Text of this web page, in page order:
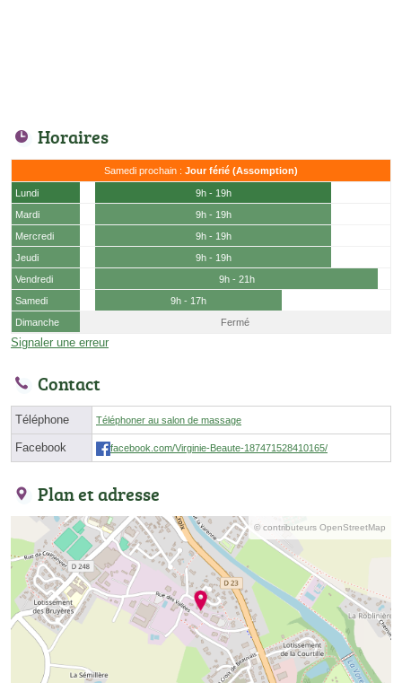
Horaires
Samedi prochain : Jour férié (Assomption)
Lundi
9h - 19h
Mardi
9h - 19h
Mercredi
9h - 19h
Jeudi
9h - 19h
Vendredi
9h - 21h
Samedi
9h - 17h
Dimanche
Fermé
Signaler une erreur
Contact
Téléphone Téléphoner au salon de massage
Facebook facebook.com/Virginie-Beaute-187471528410165/
Plan et adresse
© contributeurs OpenStreetMap